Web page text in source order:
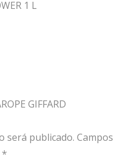
1 L
GIFFARD
será publicado. Campos
*